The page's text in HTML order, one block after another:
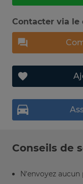
Contacter via le
Conseils de
N’envoyez